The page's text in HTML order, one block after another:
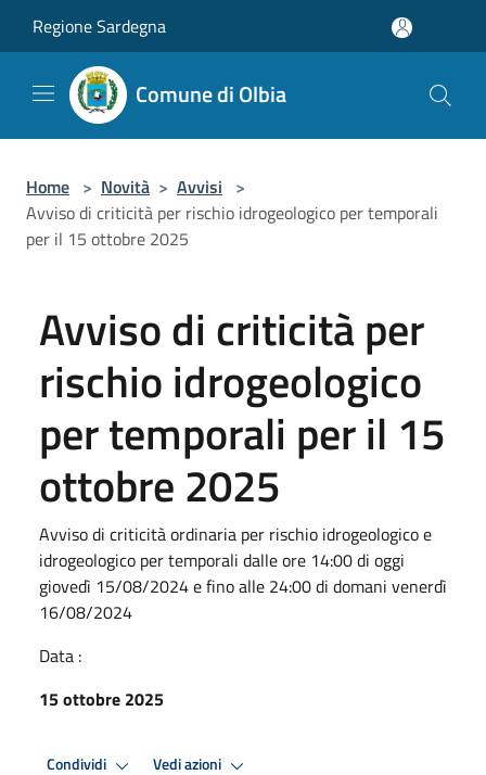
Regione Sardegna
Comune di Olbia
Home > Novità > Avvisi >
Avviso di criticità per rischio idrogeologico per temporali
per il 15 ottobre 2025
Avviso di criticità per
rischio idrogeologico
per temporali per il 15
ottobre 2025
Avviso di criticità ordinaria per rischio idrogeologico e
idrogeologico per temporali dalle ore 14:00 di oggi
giovedì 15/08/2024 e fino alle 24:00 di domani venerdì
16/08/2024
Data :
15 ottobre 2025
Condividi Vedi azioni